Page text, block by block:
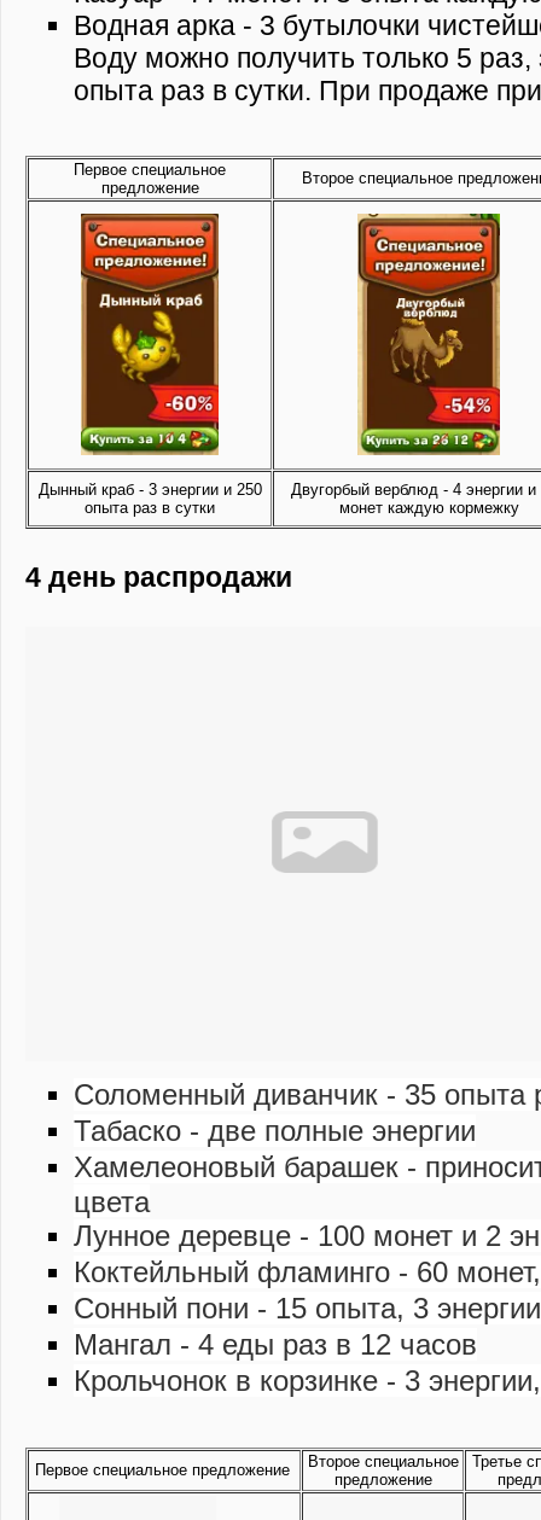
Водная арка - 3 бутылочки
Воду можно получить только 5
опыта раз в сутки. При продаже
Первое специальное
предложение
Второе специальное
Дынный краб - 3 энергии и 250
опыта раз в сутки
Двугорбый верблюд - 4 энергии и
монет каждую кормежку
4 день распродажи
Соломенный диванчик - 35 опыта
Табаско - две полные энергии
Хамелеоновый барашек -
цвета
Лунное деревце - 100 монет и 2
Коктейльный фламинго - 60
Сонный пони - 15 опыта, 3
Мангал - 4 еды раз в 12 часов
Крольчонок в корзинке - 3
Первое специальное предложение
Второе специальное
предложение
Третье